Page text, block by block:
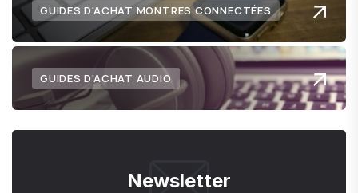
GUIDES D'ACHAT MONTRES CONNECTÉES
GUIDES D'ACHAT AUDIO
Newsletter